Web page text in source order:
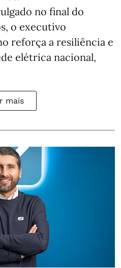
no final do
o executivo
reforça a resiliência e
elétrica nacional,
mais